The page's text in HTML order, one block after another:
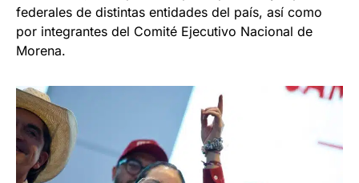
federales de distintas entidades del país, así como
por integrantes del Comité Ejecutivo Nacional de
Morena.